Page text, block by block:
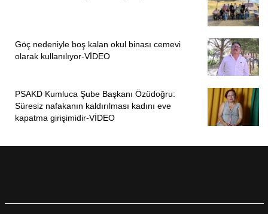
Göç nedeniyle boş kalan okul binası cemevi
olarak kullanılıyor-VİDEO
PSAKD Kumluca Şube Başkanı Özüdoğru:
Süresiz nafakanın kaldırılması kadını eve
kapatma girişimidir-VİDEO